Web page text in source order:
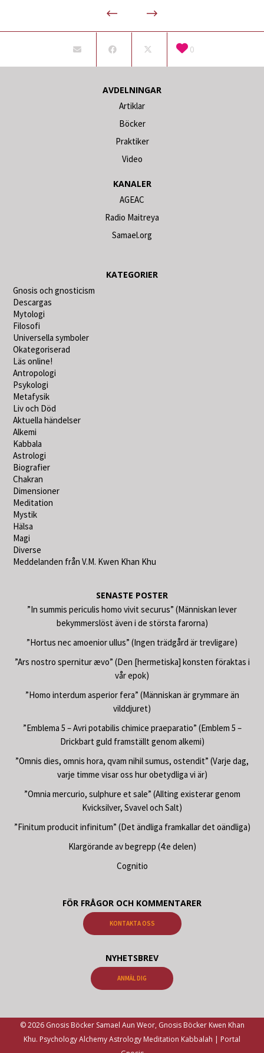
0
AVDELNINGAR
Artiklar
Böcker
Praktiker
Video
KANALER
AGEAC
Radio Maitreya
Samael.org
KATEGORIER
Gnosis och gnosticism
Descargas
Mytologi
Filosofi
Universella symboler
Okategoriserad
Läs online!
Antropologi
Psykologi
Metafysik
Liv och Död
Aktuella händelser
Alkemi
Kabbala
Astrologi
Biografier
Chakran
Dimensioner
Meditation
Mystik
Hälsa
Magi
Diverse
Meddelanden från V.M. Kwen Khan Khu
SENASTE POSTER
”In summis periculis homo vivit securus” (Människan lever
bekymmerslöst även i de största farorna)
”Hortus nec amoenior ullus” (Ingen trädgård är trevligare)
”Ars nostro spernitur ævo” (Den [hermetiska] konsten föraktas i
vår epok)
”Homo interdum asperior fera” (Människan är grymmare än
vilddjuret)
”Emblema 5 – Avri potabilis chimice praeparatio” (Emblem 5 –
Drickbart guld framställt genom alkemi)
”Omnis dies, omnis hora, qvam nihil sumus, ostendit” (Varje dag,
varje timme visar oss hur obetydliga vi är)
”Omnia mercurio, sulphure et sale” (Allting existerar genom
Kvicksilver, Svavel och Salt)
”Finitum producit infinitum” (Det ändliga framkallar det oändliga)
Klargörande av begrepp (4:e delen)
Cognitio
FÖR FRÅGOR OCH KOMMENTARER
KONTAKTA OSS
NYHETSBREV
ANMÄL DIG
© 2026 Gnosis Böcker Samael Aun Weor, Gnosis Böcker Kwen Khan
Khu. Psychology Alchemy Astrology Meditation Kabbalah | Portal